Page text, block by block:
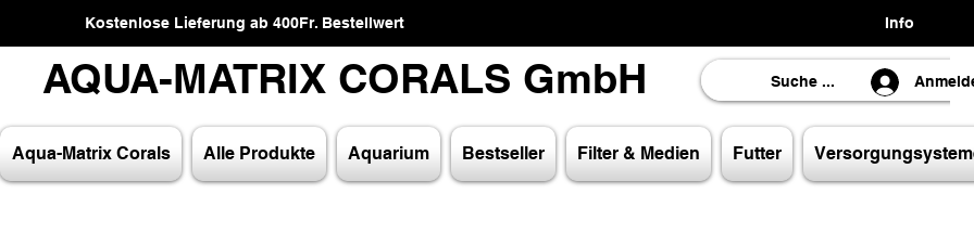
Kostenlose Lieferung ab 400Fr. Bestellwert Info
AQUA-MATRIX CORALS GmbH
AQUA-MATRIX CORALS GmbH
Aqua-Matrix Corals Alle Produkte Aquarium Bestseller Filter & Medien Futter